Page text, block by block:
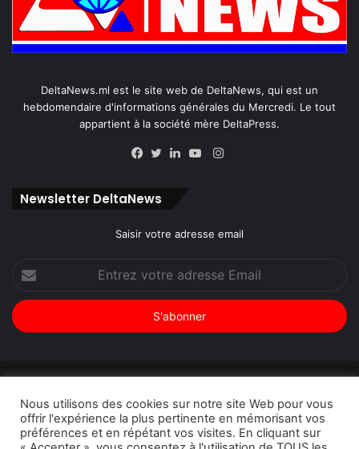
DeltaNews.ml est le site web de DeltaNews, qui est un
hebdomendaire d'informations générales du Mercredi. Le tout
appartient à la société mère DeltaPress.
Instagram
Newsletter DeltaNews
Saisir votre adresse email
votre
adresse
Email
DeltaPress| ConceptionDoucSoft Technologies
Annonces
Contact Politique de confidentialité
Nous utilisons des cookies sur notre site Web pour vous
offrir l'expérience la plus pertinente en mémorisant vos
préférences et en répétant vos visites. En cliquant sur